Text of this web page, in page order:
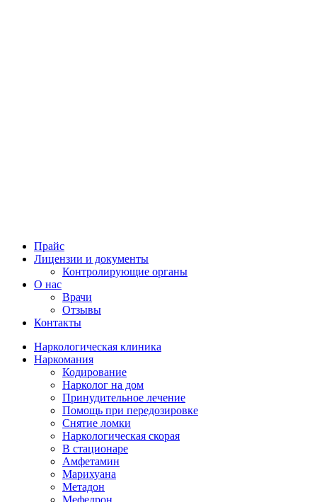
Прайс
Лицензии и документы
Контролирующие органы
О нас
Врачи
Отзывы
Контакты
Наркологическая клиника
Наркомания
Кодирование
Нарколог на дом
Принудительное лечение
Помощь при передозировке
Снятие ломки
Наркологическая скорая
В стационаре
Амфетамин
Марихуана
Метадон
Мефедрон